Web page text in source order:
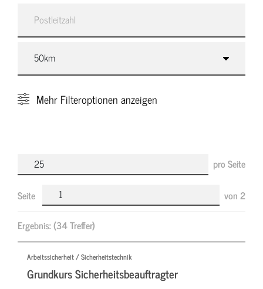
Mehr Filteroptionen anzeigen
pro Seite
Seite von2
Ergebnis:(34 Treffer)
Arbeitssicherheit / Sicherheitstechnik
Grundkurs Sicherheitsbeauftragter